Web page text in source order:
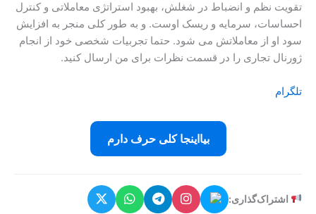
تقویت نظم و انضباط در شغلش، بهبود استراتژی معاملاتی و کنترل
احساسات، سرمایه و ریسک اوست. و به طور کلی منجر به افزایش
سود او از معاملاتش می شود. حتما تجربیات شخصی خود از انجام
ژورنال تجاری را در قسمت نظرات برای من ارسال کنید.
تلگرام
بیااینجا کلی حرف دارم
اشتراک‌گذاری: